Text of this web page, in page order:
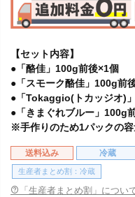
【セット内容】
●「酪佳」100g前後×1個
●「スモーク酪佳」100g前
●「Tokaggio(トカッジオ)
●「きまぐれブルー」100g
※手作りのため1パックの容
送料込み 冷蔵
生産者まとめ割：冷蔵
「生産者まとめ割」につい